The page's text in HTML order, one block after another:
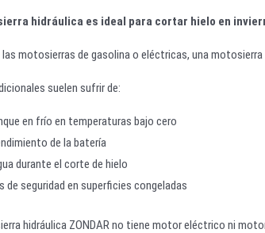
hidráulica es ideal para cortar hielo en
motosierras de gasolina o eléctricas, una
suelen sufrir de:
en frío en temperaturas bajo cero
de la batería
durante el corte de hielo
de seguridad en superficies congeladas
hidráulica ZONDAR no tiene motor eléctrico ni